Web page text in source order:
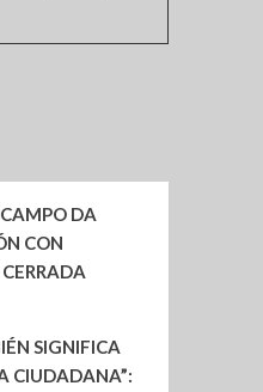
DA
CON
SIGNIFICA
CIUDADANA”: